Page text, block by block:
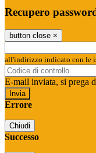
Recupero
button close ×
all'indirizzo indicato con le
E-mail inviata, si prega
Errore
Chiudi
Successo